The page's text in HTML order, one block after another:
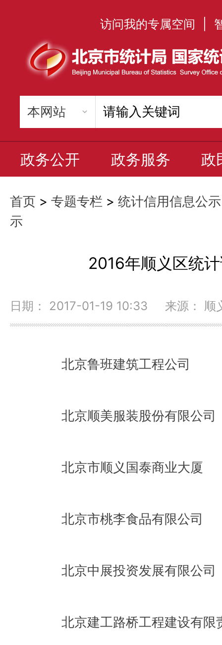
访问我的专属空间
政务公开 政务服务 政
首页 > 专题专栏 > 统计信用信息公示
示
2016年顺义区统
日期： 2017-01-19 10:33 来源： 顺
北京鲁班建筑工程公司
北京顺美服装股份有限公司
北京市顺义国泰商业大厦
北京市桃李食品有限公司
北京中展投资发展有限公司
北京建工路桥工程建设有限